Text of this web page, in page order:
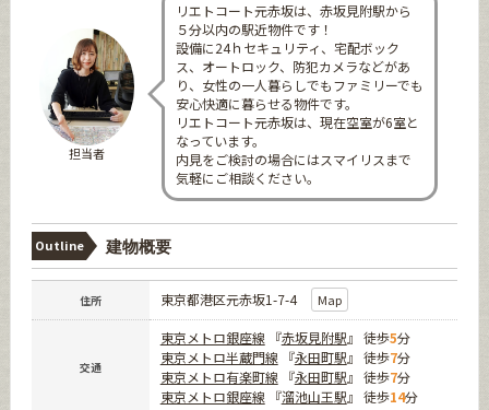
担当者
リエトコート元赤坂は、赤坂見附駅から
５分以内の駅近物件です！
設備に24ｈセキュリティ、宅配ボック
ス、オートロック、防犯カメラなどがあ
り、女性の一人暮らしでもファミリーでも
安心快適に暮らせる物件です。
リエトコート元赤坂は、現在空室が6室と
なっています。
内見をご検討の場合にはスマイリスまで
気軽にご相談ください。
Outline 建物概要
住所 東京都港区元赤坂1-7-4 Map
交通
東京メトロ銀座線『赤坂見附駅』 徒歩5分
東京メトロ半蔵門線『永田町駅』 徒歩7分
東京メトロ有楽町線『永田町駅』 徒歩7分
東京メトロ銀座線『溜池山王駅』 徒歩14分